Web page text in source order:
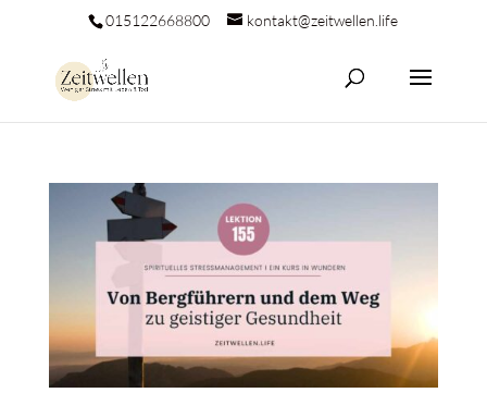
015122668800 kontakt@zeitwellen.life